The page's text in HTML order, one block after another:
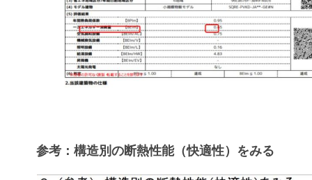
参考：構造別の断熱性能（快適性）をみる